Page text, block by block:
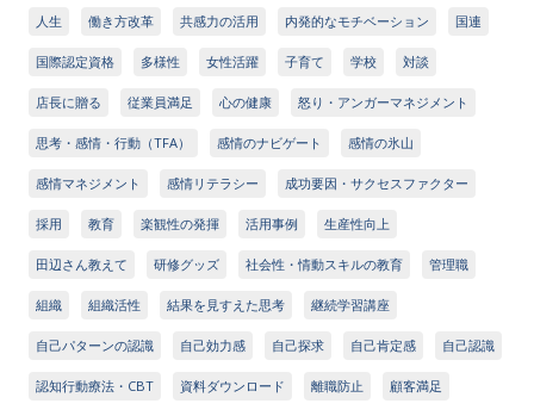
人生 働き方改革 共感力の活用 内発的なモチベーション 国連
国際認定資格 多様性 女性活躍 子育て 学校 対談
店長に贈る 従業員満足 心の健康 怒り・アンガーマネジメント
思考・感情・行動（TFA） 感情のナビゲート 感情の氷山
感情マネジメント 感情リテラシー 成功要因・サクセスファクター
採用 教育 楽観性の発揮 活用事例 生産性向上
田辺さん教えて 研修グッズ 社会性・情動スキルの教育 管理職
組織 組織活性 結果を見すえた思考 継続学習講座
自己パターンの認識 自己効力感 自己探求 自己肯定感 自己認識
認知行動療法・CBT 資料ダウンロード 離職防止 顧客満足